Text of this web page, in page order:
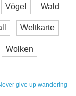
Vögel Wald
Weltkarte
Wolken
give up wandering